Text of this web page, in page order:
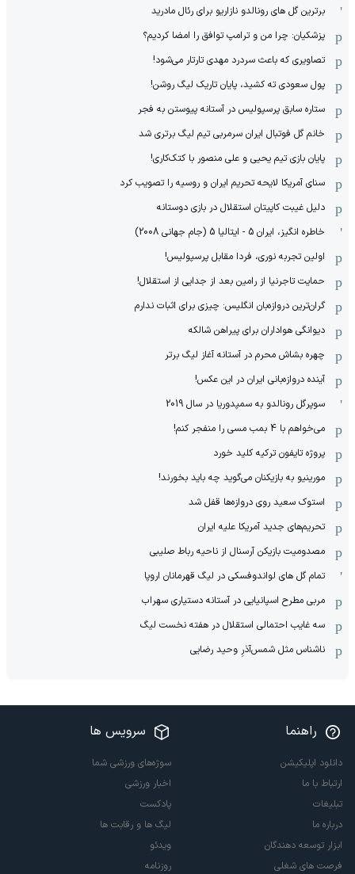
برترین گل های رونالدو نازاریو برای رئال مادرید
پزشکیان: چرا من و ترامپ توافق را امضا کردیم؟
تصاویری که باعث سردرد مهدی تارتار می‌شود!
پول سعودی ته کشید، پایان تاریک لیگ روشن!
ستاره سابق پرسپولیس در آستانه پیوستن به فجر
خانم گل فوتبال ایران سرمربی تیم لیگ برتری شد
پایان بازی تیم یحیی و علی منصور با کتک‌کاری!
سنای آمریکا لایحه تحریم ایران و روسیه را تصویب کرد
دلیل غیبت کاپیتان استقلال در بازی دوستانه
خاطره انگیز، ایران 5 - ایتالیا 5 (جام جهانی 2008)
اولین تجربه نوری، فردا مقابل پرسپولیس!
حمایت تاجرنیا از رامین بعد از جدایی از استقلال!
گران‌ترین دروازه‌بان انگلیس: چیزی برای اثبات ندارم
دیوانگی هواداران برای پیراهن شالکه
چهره بشاش محرم در آستانه آغاز لیگ برتر
آینده دروازه‌بانی ایران در این عکس!
سوپرگل رونالدو به سمپدوریا در سال 2019
می‌خواهم با 4 بمب مسی را منفجر کنم!
پروژه تایفون ترکیه کلید خورد
مورینیو به بازیکنان می‌گوید چه باید بخورند!
استوک سعید روی دروازه‌ها قفل شد
تحریم‌های جدید آمریکا علیه ایران
مصدومیت بازیکن آرسنال از ناحیه رباط صلیبی
تمام گل های لواندوفسکی در لیگ قهرمانان اروپا
مربی مطرح اسپانیایی در آستانه دستیاری سهراب
سه غایب احتمالی استقلال در هفته نخست لیگ
ناشناس مثل شمس‌آذرِ وحید رضایی
راهنما
دانلود اپلیکیشن
ارتباط با ما
تبلیغات
درباره ما
ابزار توسعه دهندگان
فرصت های شغلی
سرویس ها
سوژه‌های ورزشی شما
اخبار ورزشی
پادکست
لیگ ها و رقابت ها
ویدئو
روزنامه